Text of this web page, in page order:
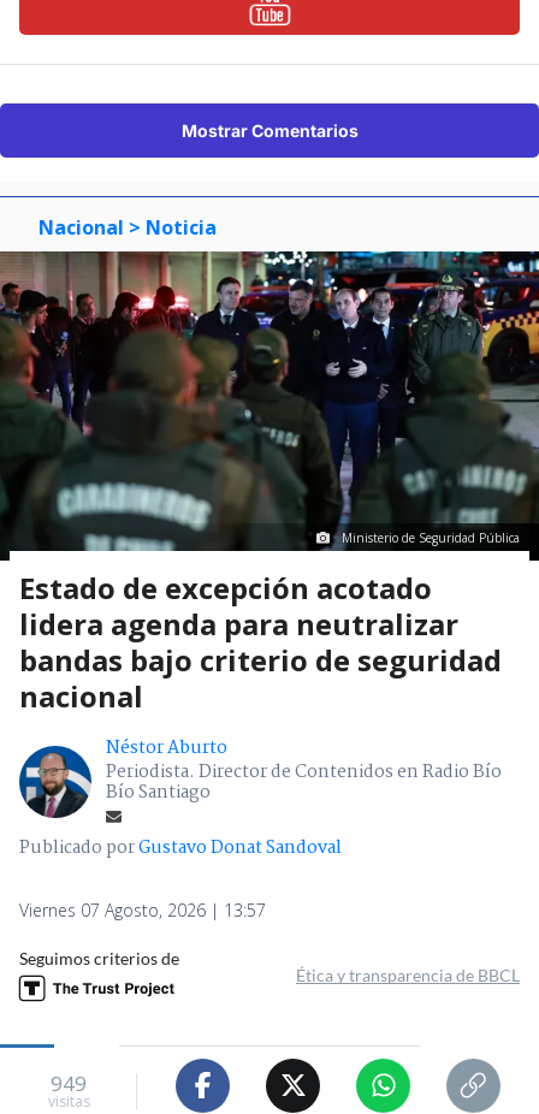
Mostrar Comentarios
Nacional > Noticia
Ministerio de Seguridad Pública
Estado de excepción acotado
lidera agenda para neutralizar
bandas bajo criterio de seguridad
nacional
Néstor Aburto
Periodista. Director de Contenidos en Radio Bío
Bío Santiago
Publicado porGustavo Donat Sandoval
Viernes 07 Agosto, 2026 | 13:57
Seguimos criterios de
Ética y transparencia de BBCL
949
visitas